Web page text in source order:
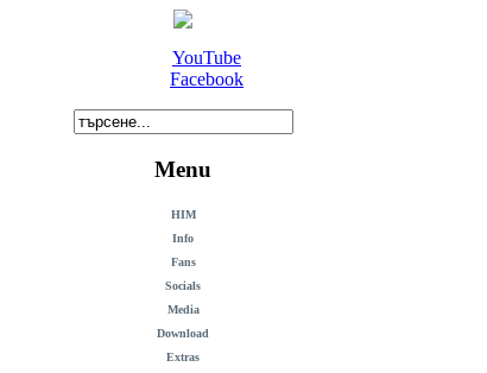
YouTube
Facebook
Menu
HIM
Info
Fans
Socials
Media
Download
Extras